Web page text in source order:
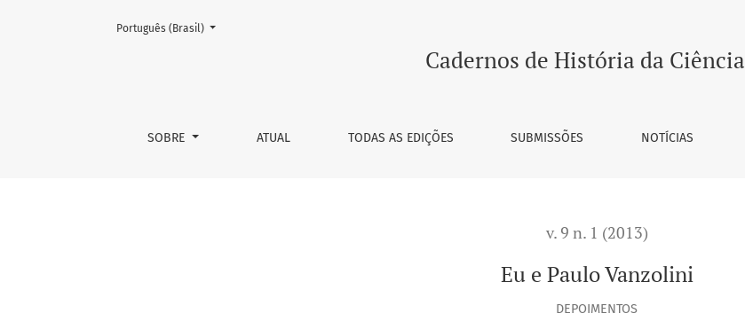
Eu e Paulo Vanzolini
Cadernos de História da Ciência
SOBRE ATUAL TODAS AS EDIÇÕES SUBMISSÕES NOTÍCIAS
Mudar o idioma. O atual é:
Português (Brasil)
v. 9 n. 1 (2013)
Eu e Paulo Vanzolini
DEPOIMENTOS